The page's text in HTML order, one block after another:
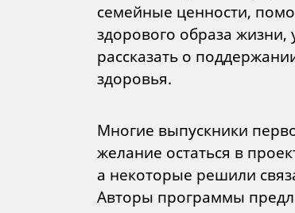
семейные ценности,
здорового образа
рассказать о
здоровья.
Многие выпускники
желание остаться в
а некоторые решили
Авторы программы